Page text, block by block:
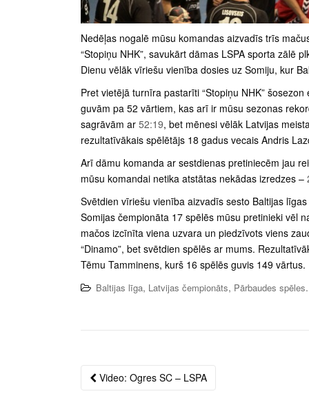
Nedēļas nogalē mūsu komandas aizvadīs trīs
“Stopiņu NHK”, savukārt dāmas LSPA sporta zālē
Dienu vēlāk vīriešu vienība dosies uz Somiju, kur
Pret vietējā turnīra pastarīti “Stopiņu NHK”
guvām pa 52 vārtiem, kas arī ir mūsu sezonas
sagrāvām ar 52:19, bet mēnesi vēlāk Latvijas
rezultatīvākais spēlētājs 18 gadus vecais Andris
Arī dāmu komanda ar sestdienas pretiniecēm jau
mūsu komandai netika atstātas nekādas izredzes –
Svētdien vīriešu vienība aizvadīs sesto Baltijas
Somijas čempionāta 17 spēlēs mūsu pretinieki vēl
mačos izcīnīta viena uzvara un piedzīvots viens
“Dinamo”, bet svētdien spēlēs ar mums.
Tēmu Tamminens, kurš 16 spēlēs guvis 149 vārtus.
Baltijas līga, Latvijas čempionāts, Pārbaudes spēles.
Post
Video: Ogres SC – LSPA